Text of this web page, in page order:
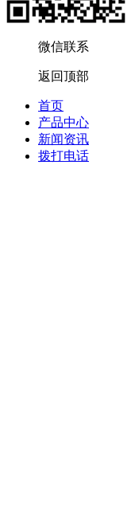
微信联系
返回顶部
首页
产品中心
新闻资讯
拨打电话